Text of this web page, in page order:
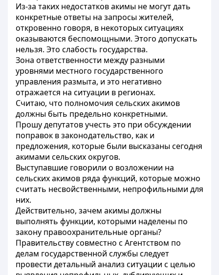
Из-за таких недостатков акимы не могут дать
конкретные ответы на запросы жителей,
откровенно говоря, в некоторых ситуациях
оказываются беспомощными. Этого допускать
нельзя. Это слабость государства.
Зона ответственности между разными
уровнями местного государственного
управления размыта, и это негативно
отражается на ситуации в регионах.
Считаю, что полномочия сельских акимов
должны быть предельно конкретными.
Прошу депутатов учесть это при обсуждении
поправок в законодательство, как и
предложения, которые были высказаны сегодня
акимами сельских округов.
Выступавшие говорили о возложении на
сельских акимов ряда функций, которые можно
считать несвойственными, непрофильными для
них.
Действительно, зачем акимы должны
выполнять функции, которыми наделены по
закону правоохранительные органы?
Правительству совместно с Агентством по
делам государственной службы следует
провести детальный анализ ситуации с целью